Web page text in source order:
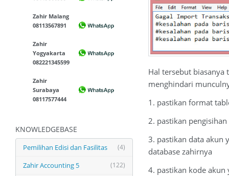
Zahir Malang
08113567891
Zahir
Yogyakarta
082221345599
Zahir
Surabaya
08117577444
KNOWLEDGEBASE
(4)
Pemilihan Edisi dan Fasilitas
(122)
Zahir Accounting 5
Hal tersebut
menghindari
1. pastikan format
2. pastikan
3. pastikan data akun
database zahirnya
4. pastikan kode akun